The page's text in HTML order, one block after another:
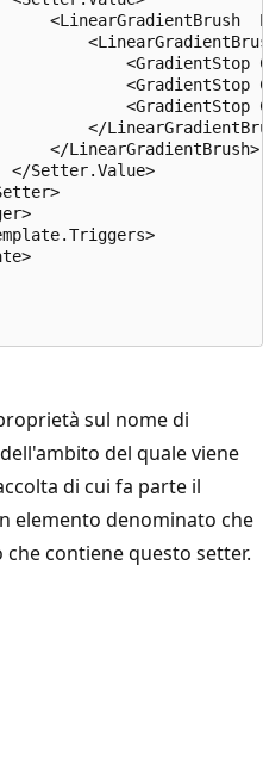
<LinearGradientBrush
<GradientStop
<GradientStop
<GradientStop
</
</LinearGradientBrush>
</Setter.Value>
sul nome di
del quale viene
di cui fa parte il
elemento denominato che
contiene questo setter.